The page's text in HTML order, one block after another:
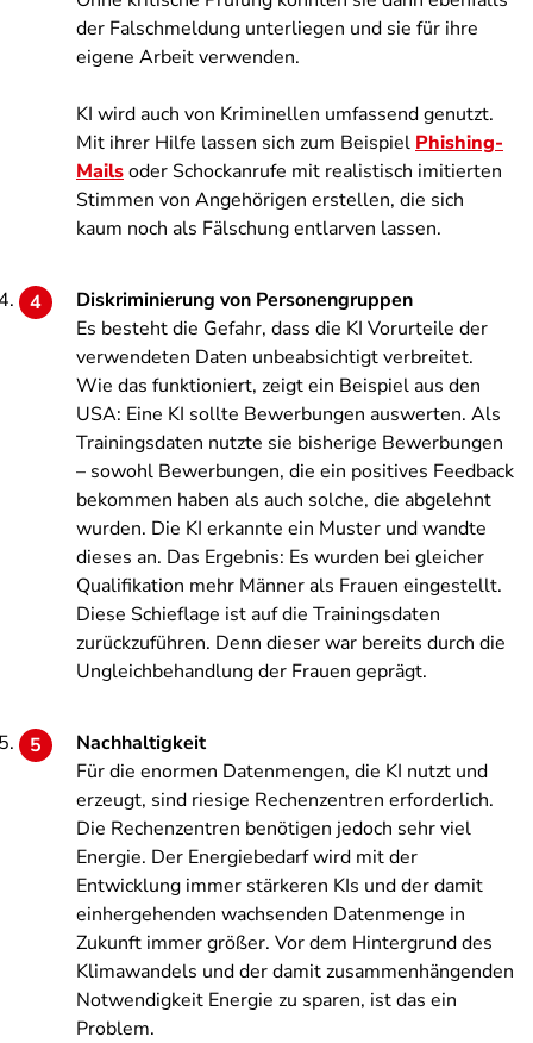
der Falschmeldung unterliegen und sie für ihre
eigene Arbeit verwenden.
KI wird auch von Kriminellen umfassend genutzt.
Mit ihrer Hilfe lassen sich zum Beispiel Phishing-
Mailsoder Schockanrufe mit realistisch imitierten
Stimmen von Angehörigen erstellen, die sich
kaum noch als Fälschung entlarven lassen.
Diskriminierung von Personengruppen
Es besteht die Gefahr, dass die KI Vorurteile der
verwendeten Daten unbeabsichtigt verbreitet.
Wie das funktioniert, zeigt ein Beispiel aus den
USA: Eine KI sollte Bewerbungen auswerten. Als
Trainingsdaten nutzte sie bisherige Bewerbungen
– sowohl Bewerbungen, die ein positives Feedback
bekommen haben als auch solche, die abgelehnt
wurden. Die KI erkannte ein Muster und wandte
dieses an. Das Ergebnis: Es wurden bei gleicher
Qualifikation mehr Männer als Frauen eingestellt.
Diese Schieflage ist auf die Trainingsdaten
zurückzuführen. Denn dieser war bereits durch die
Ungleichbehandlung der Frauen geprägt.
Nachhaltigkeit
Für die enormen Datenmengen, die KI nutzt und
erzeugt, sind riesige Rechenzentren erforderlich.
Die Rechenzentren benötigen jedoch sehr viel
Energie. Der Energiebedarf wird mit der
Entwicklung immer stärkeren KIs und der damit
einhergehenden wachsenden Datenmenge in
Zukunft immer größer. Vor dem Hintergrund des
Klimawandels und der damit zusammenhängenden
Notwendigkeit Energie zu sparen, ist das ein
Problem.